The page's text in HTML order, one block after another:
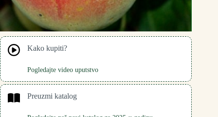
Kako kupiti?
Pogledajte video uputstvo
Preuzmi katalog